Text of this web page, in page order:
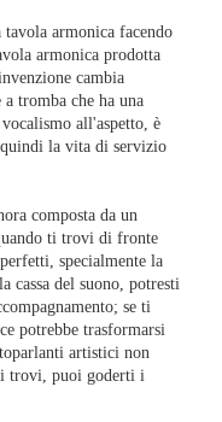
armonica facendo
armonica prodotta
cambia
tromba che ha una
all'aspetto, è
quindi la vita di servizio
composta da un
ti trovi di fronte
specialmente la
cassa del suono, potresti
se ti
potrebbe trasformarsi
artistici non
trovi, puoi goderti i